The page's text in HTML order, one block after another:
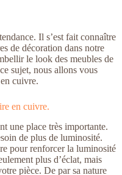
Il s’est fait connaître
de décoration dans notre
le look des meubles de
sujet, nous allons vous
cuivre.
en cuivre.
une place très importante.
de plus de luminosité.
pour renforcer la luminosité
plus d’éclat, mais
pièce. De par sa nature